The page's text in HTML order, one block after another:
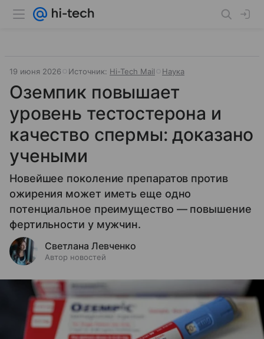
19 июня 2026 Источник: Hi-Tech Mail Наука
Оземпик повышает
уровень тестостерона и
качество спермы: доказано
учеными
Новейшее поколение препаратов против
ожирения может иметь еще одно
потенциальное преимущество — повышение
фертильности у мужчин.
Светлана Левченко
Автор новостей